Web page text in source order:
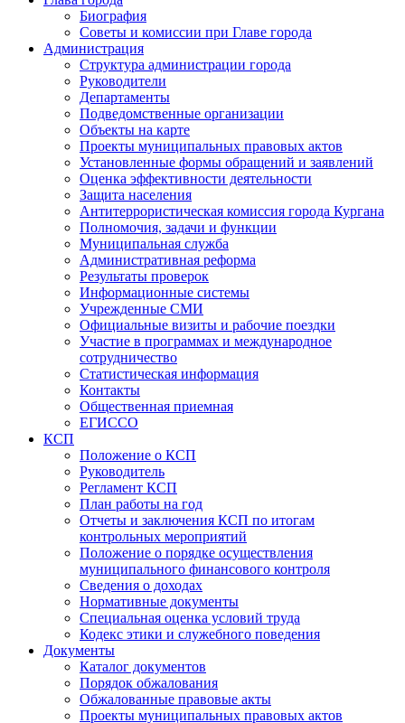
Биография
Советы и комиссии при Главе города
Администрация
Структура администрации города
Руководители
Департаменты
Подведомственные организации
Объекты на карте
Проекты муниципальных правовых актов
Установленные формы обращений и заявлений
Оценка эффективности деятельности
Защита населения
Антитеррористическая комиссия города Кургана
Полномочия, задачи и функции
Муниципальная служба
Административная реформа
Результаты проверок
Информационные системы
Учрежденные СМИ
Официальные визиты и рабочие поездки
Участие в программах и международное
сотрудничество
Статистическая информация
Контакты
Общественная приемная
ЕГИССО
КСП
Положение о КСП
Руководитель
Регламент КСП
План работы на год
Отчеты и заключения КСП по итогам
контрольных мероприятий
Положение о порядке осуществления
муниципального финансового контроля
Сведения о доходах
Нормативные документы
Специальная оценка условий труда
Кодекс этики и служебного поведения
Документы
Каталог документов
Порядок обжалования
Обжалованные правовые акты
Проекты муниципальных правовых актов